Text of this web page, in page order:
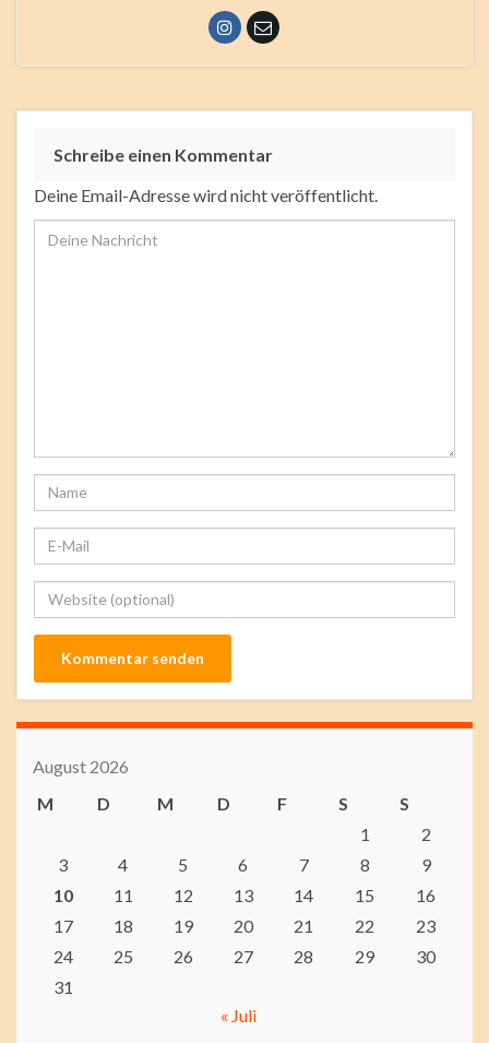
Schreibe einen Kommentar
Deine Email-Adresse wird nicht veröffentlicht.
August 2026
M
D M D F S
S
1
2
3
4 5 6 7 8
9
10
11 12 13 14 15
16
17
18 19 20 21 22
23
24
25 26 27 28 29
30
31
« Juli